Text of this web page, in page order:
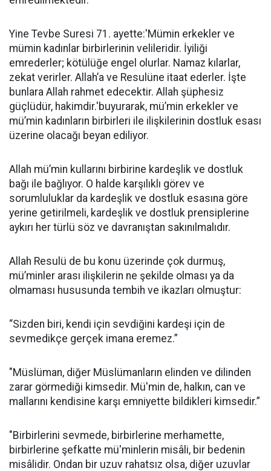
Yine Tevbe Suresi 71. ayette:'Mümin erkekler ve
mümin kadınlar birbirlerinin velileridir. İyiliği
emrederler; kötülüğe engel olurlar. Namaz kılarlar,
zekat verirler. Allah’a ve Resulüne itaat ederler. İşte
bunlara Allah rahmet edecektir. Allah şüphesiz
güçlüdür, hakimdir.'buyurarak, mü’min erkekler ve
mü’min kadınların birbirleri ile ilişkilerinin dostluk esası
üzerine olacağı beyan ediliyor.
Allah mü’min kullarını birbirine kardeşlik ve dostluk
bağı ile bağlıyor. O halde karşılıklı görev ve
sorumluluklar da kardeşlik ve dostluk esasına göre
yerine getirilmeli, kardeşlik ve dostluk prensiplerine
aykırı her türlü söz ve davranıştan sakınılmalıdır.
Allah Resulü de bu konu üzerinde çok durmuş,
mü’minler arası ilişkilerin ne şekilde olması ya da
olmaması hususunda tembih ve ikazları olmuştur:
“Sizden biri, kendi için sevdiğini kardeşi için de
sevmedikçe gerçek imana eremez.”
"Müslüman, diğer Müslümanların elinden ve dilinden
zarar görmediği kimsedir. Mü'min de, halkın, can ve
mallarını kendisine karşı emniyette bildikleri kimsedir.”
"Birbirlerini sevmede, birbirlerine merhamette,
birbirlerine şefkatte mü'minlerin misâli, bir bedenin
misâlidir. Ondan bir uzuv rahatsız olsa, diğer uzuvlar